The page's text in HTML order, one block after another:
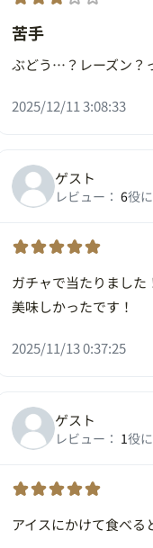
苦手
ぶどう…？レーズン？
2025/12/11 3:08:33
ゲスト
レビュー： 6役
ガチャで当たりました
美味しかったです！
2025/11/13 0:37:25
ゲスト
レビュー： 1役
アイスにかけて食べる